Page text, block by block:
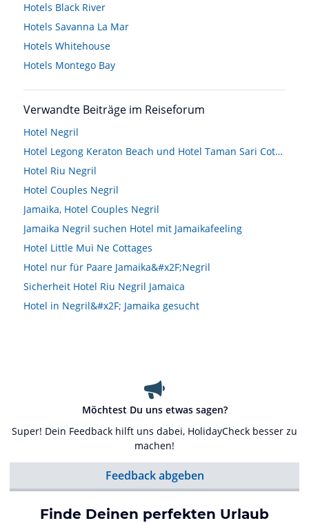
Hotels Black River
Hotels Savanna La Mar
Hotels Whitehouse
Hotels Montego Bay
Verwandte Beiträge im Reiseforum
Hotel Negril
Hotel Legong Keraton Beach und Hotel Taman Sari Cottages- Wer kennt?
Hotel Riu Negril
Hotel Couples Negril
Jamaika, Hotel Couples Negril
Jamaika Negril suchen Hotel mit Jamaikafeeling
Hotel Little Mui Ne Cottages
Hotel nur für Paare Jamaika&#x2F;Negril
Sicherheit Hotel Riu Negril Jamaica
Hotel in Negril&#x2F; Jamaika gesucht
Möchtest Du uns etwas sagen?
Super! Dein Feedback hilft uns dabei, HolidayCheck besser zu
machen!
Feedback abgeben
Finde Deinen perfekten Urlaub